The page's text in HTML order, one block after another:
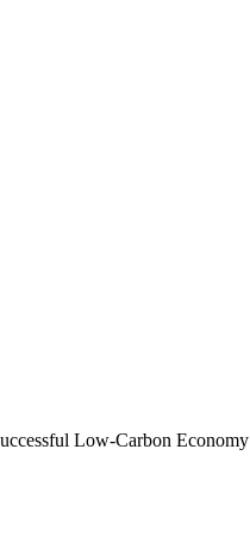
Low-Carbon Economy